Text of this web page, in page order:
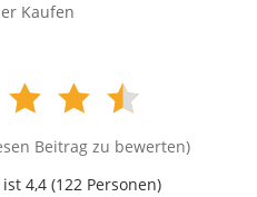
Kaufen
Beitrag zu bewerten)
4,4 (122Personen)